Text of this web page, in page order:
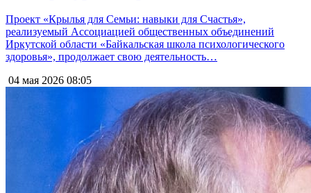
Проект «Крылья для Семьи: навыки для Счастья»,
реализуемый Ассоциацией общественных объединений
Иркутской области «Байкальская школа психологического
здоровья», продолжает свою деятельность…
04 мая 2026 08:05